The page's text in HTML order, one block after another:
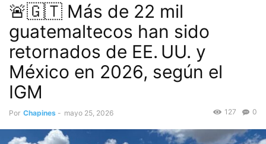
🚨🇬🇹 Más de 22 mil
guatemaltecos han sido
retornados de EE. UU. y
México en 2026, según el
IGM
Por Chapines - mayo 25, 2026 0
127